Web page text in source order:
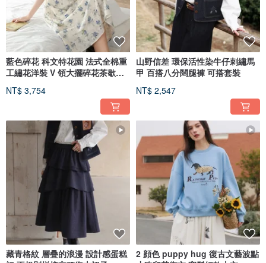
藍色碎花 科文特花園 法式全棉重
工繡花洋裝 V 領大擺碎花茶歇連
NT$ 3,754
山野信差 環保活性染牛仔刺繡馬
甲 百搭八分闊腿褲 可搭套裝
NT$ 2,547
藏青格紋 層疊的浪漫 設計感蛋糕
2 顔色 puppy hug 復古文藝波點